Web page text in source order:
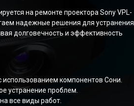
на ремонте проектора Sony VPL-
надежные решения для устранения
долговечность и эффективность
компонентов Сони.
устранение проблем.
все виды работ.